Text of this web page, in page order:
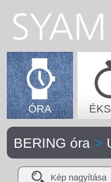
ÓRA
BERING óra >
Kép nagyítása